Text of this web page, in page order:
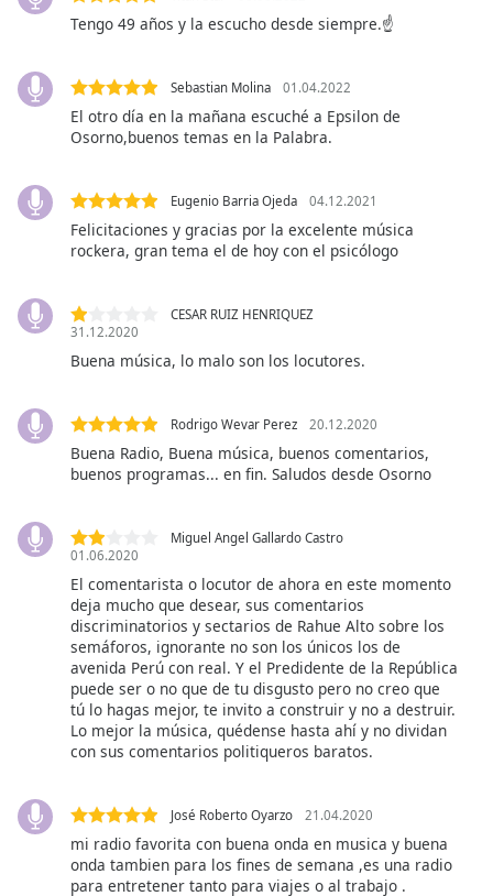
off
selected
Audio
Track
Fullscreen
This
window.
Beginning
dialog
window.
and
close
Text
Background
Tengo 49 años y la escucho desde siempre.☝️
Sebastian Molina 01.04.2022
El otro día en la mañana escuché a Epsilon de
Osorno,buenos temas en la Palabra.
Eugenio Barria Ojeda 04.12.2021
Felicitaciones y gracias por la excelente música
rockera, gran tema el de hoy con el psicólogo
CESAR RUIZ HENRIQUEZ
31.12.2020
Buena música, lo malo son los locutores.
Rodrigo Wevar Perez 20.12.2020
Buena Radio, Buena música, buenos comentarios,
buenos programas... en fin. Saludos desde Osorno
Miguel Angel Gallardo Castro
01.06.2020
El comentarista o locutor de ahora en este momento
deja mucho que desear, sus comentarios
discriminatorios y sectarios de Rahue Alto sobre los
semáforos, ignorante no son los únicos los de
avenida Perú con real. Y el Predidente de la República
puede ser o no que de tu disgusto pero no creo que
tú lo hagas mejor, te invito a construir y no a destruir.
Lo mejor la música, quédense hasta ahí y no dividan
con sus comentarios politiqueros baratos.
José Roberto Oyarzo 21.04.2020
mi radio favorita con buena onda en musica y buena
onda tambien para los fines de semana ,es una radio
para entretener tanto para viajes o al trabajo .